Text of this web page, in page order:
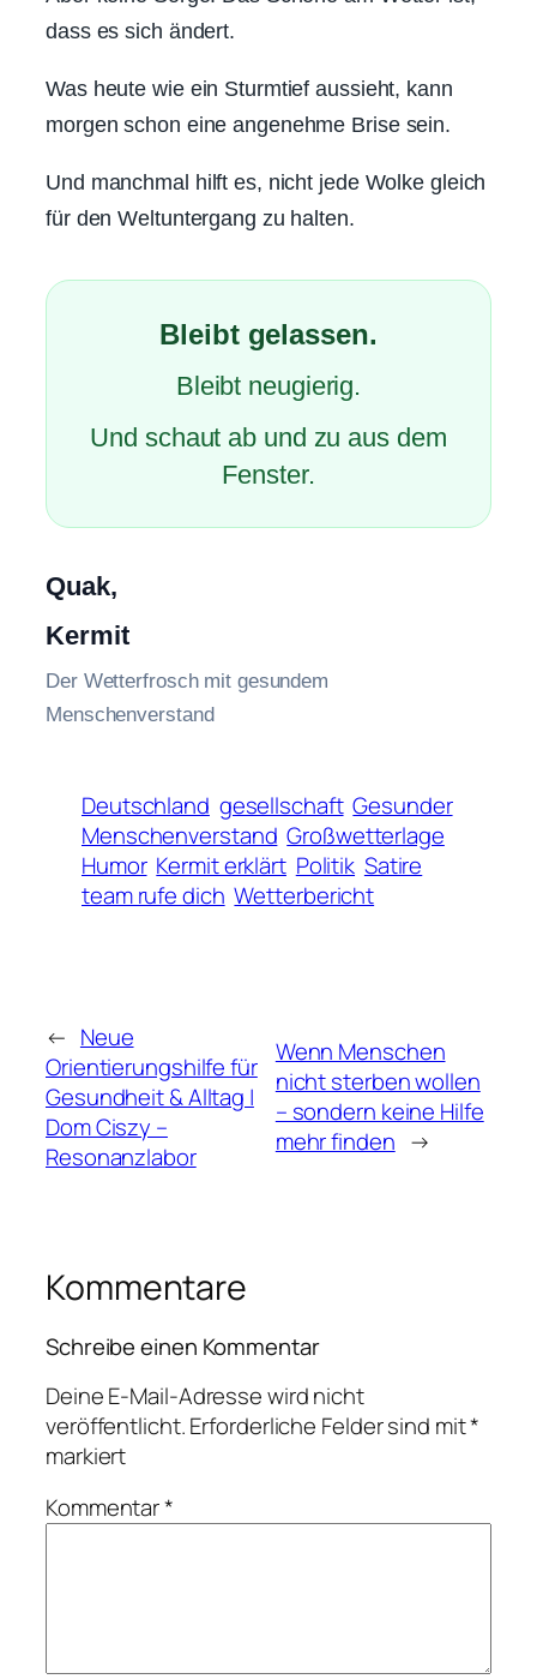
dass es sich ändert.
Was heute wie ein Sturmtief aussieht, kann
morgen schon eine angenehme Brise sein.
Und manchmal hilft es, nicht jede Wolke gleich
für den Weltuntergang zu halten.
Bleibt gelassen.
Bleibt neugierig.
Und schaut ab und zu aus dem
Fenster.
Quak,
Kermit
Der Wetterfrosch mit gesundem
Menschenverstand
Deutschland gesellschaft Gesunder
Menschenverstand Großwetterlage
Humor Kermit erklärt Politik Satire
team rufe dich Wetterbericht
← Neue
Orientierungshilfe für
Gesundheit & Alltag |
Dom Ciszy –
Resonanzlabor
Wenn Menschen
nicht sterben wollen
– sondern keine Hilfe
mehr finden →
Kommentare
Schreibe einen Kommentar
Deine E-Mail-Adresse wird nicht
veröffentlicht.Erforderliche Felder sind mit*
markiert
Kommentar*